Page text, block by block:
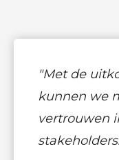
"Met de
kunnen we
vertrouwen